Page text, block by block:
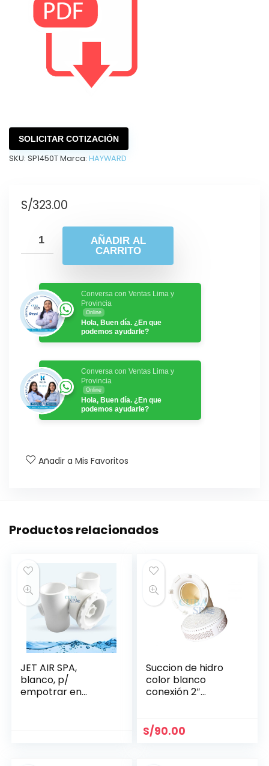
SOLICITAR COTIZACIÓN
SKU: SP1450TMarca: HAYWARD
S/323.00
AÑADIR AL
CARRITO
Conversa con Ventas Lima y
Provincia
Online
Hola, Buen día. ¿En que
podemos ayudarle?
Conversa con Ventas Lima y
Provincia
Online
Hola, Buen día. ¿En que
podemos ayudarle?
Añadir a Mis Favoritos
Productos relacionados
JET AIR SPA,
blanco, p/
empotrar en
Succion de hidro
color blanco
conexión 2″
S/90.00